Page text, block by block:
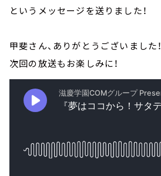
というメッセージを送りました！
甲斐さん、ありがとうございました！
次回の放送もお楽しみに！